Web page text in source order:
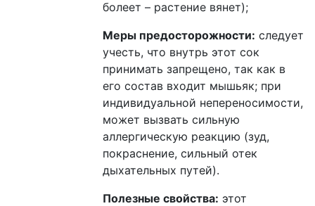
болеет – растение вянет);
Меры предосторожности: следует
учесть, что внутрь этот сок
принимать запрещено, так как в
его состав входит мышьяк; при
индивидуальной непереносимости,
может вызвать сильную
аллергическую реакцию (зуд,
покраснение, сильный отек
дыхательных путей).
Полезные свойства: этот